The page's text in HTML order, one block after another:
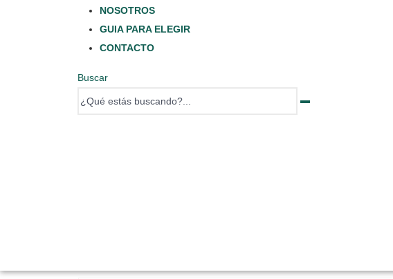
NOSOTROS
GUIA PARA ELEGIR
CONTACTO
Buscar